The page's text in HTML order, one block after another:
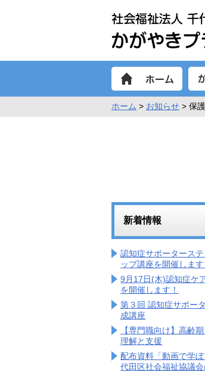
ホーム > お知らせ > 保
新着情報
認知症サポータース
ップ講座を開催します
9月17日(木)認知症ケ
を開催します！
第３回 認知症サポー
成講座
【専門職向け】高齢
理解と支援
配布資料「動画で学
代田区社会福祉協議会